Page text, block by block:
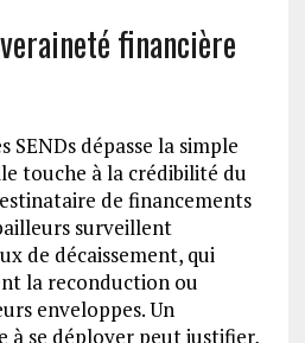
financière
dépasse la simple
touche à la crédibilité du
de financements
surveillent
de décaissement, qui
la reconduction ou
enveloppes. Un
à se déployer peut justifier,